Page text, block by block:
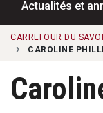
Actualités et
CARREFOUR DU
CAROLINE